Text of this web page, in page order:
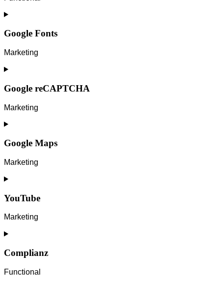
Consent
service
wordpress
Google Fonts
Marketing
Consent
service
google-
fonts
Google reCAPTCHA
Marketing
Consent
service
google-
recaptcha
Google Maps
Marketing
Consent
service
maps
YouTube
Marketing
Consent
service
youtube
Complianz
Functional